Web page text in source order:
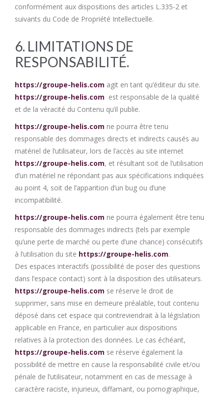
conformément aux dispositions des articles L.335-2 et
suivants du Code de Propriété Intellectuelle.
6. LIMITATIONS DE
RESPONSABILITÉ.
https://groupe-helis.com agit en tant qu’éditeur du site.
https://groupe-helis.com est responsable de la qualité
et de la véracité du Contenu qu’il publie.
https://groupe-helis.com ne pourra être tenu
responsable des dommages directs et indirects causés au
matériel de l’utilisateur, lors de l’accès au site internet
https://groupe-helis.com, et résultant soit de l’utilisation
d’un matériel ne répondant pas aux spécifications indiquées
au point 4, soit de l’apparition d’un bug ou d’une
incompatibilité.
https://groupe-helis.com ne pourra également être tenu
responsable des dommages indirects (tels par exemple
qu’une perte de marché ou perte d’une chance) consécutifs
à l’utilisation du site https://groupe-helis.com.
Des espaces interactifs (possibilité de poser des questions
dans l’espace contact) sont à la disposition des utilisateurs.
https://groupe-helis.com se réserve le droit de
supprimer, sans mise en demeure préalable, tout contenu
déposé dans cet espace qui contreviendrait à la législation
applicable en France, en particulier aux dispositions
relatives à la protection des données. Le cas échéant,
https://groupe-helis.com se réserve également la
possibilité de mettre en cause la responsabilité civile et/ou
pénale de l’utilisateur, notamment en cas de message à
caractère raciste, injurieux, diffamant, ou pornographique,